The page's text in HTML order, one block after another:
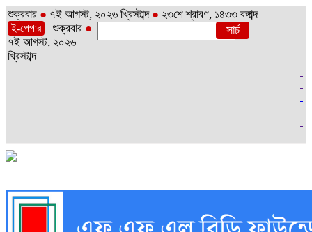
শুক্রবার ● ৭ই আগস্ট, ২০২৬ খ্রিস্টাব্দ ● ২৩শে শ্রাবণ, ১৪৩৩ বঙ্গাব্দ
ই-পেপার শুক্রবার ●
৭ই আগস্ট, ২০২৬
খ্রিস্টাব্দ